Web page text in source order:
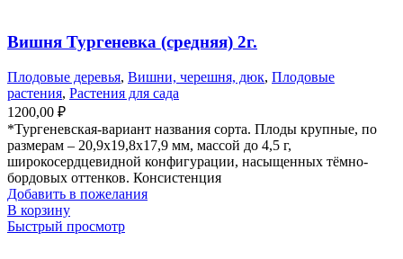
Вишня Тургеневка (средняя) 2г.
Плодовые деревья, Вишни, черешня, дюк, Плодовые
растения, Растения для сада
1200,00 ₽
*Тургеневская-вариант названия сорта. Плоды крупные, по
размерам – 20,9х19,8х17,9 мм, массой до 4,5 г,
широкосердцевидной конфигурации, насыщенных тёмно-
бордовых оттенков. Консистенция
Добавить в пожелания
В корзину
Быстрый просмотр